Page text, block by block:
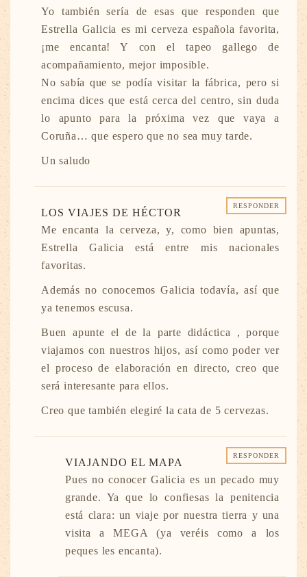
Yo también sería de esas que responden que
Estrella Galicia es mi cerveza española favorita,
¡me encanta! Y con el tapeo gallego de
acompañamiento, mejor imposible.
No sabía que se podía visitar la fábrica, pero si
encima dices que está cerca del centro, sin duda
lo apunto para la próxima vez que vaya a
Coruña… que espero que no sea muy tarde.
Un saludo
RESPONDER
LOS VIAJES DE HÉCTOR
Me encanta la cerveza, y, como bien apuntas,
Estrella Galicia está entre mis nacionales
favoritas.
Además no conocemos Galicia todavía, así que
ya tenemos escusa.
Buen apunte el de la parte didáctica , porque
viajamos con nuestros hijos, así como poder ver
el proceso de elaboración en directo, creo que
será interesante para ellos.
Creo que también elegiré la cata de 5 cervezas.
RESPONDER
VIAJANDO EL MAPA
Pues no conocer Galicia es un pecado muy
grande. Ya que lo confiesas la penitencia
está clara: un viaje por nuestra tierra y una
visita a MEGA (ya veréis como a los
peques les encanta).